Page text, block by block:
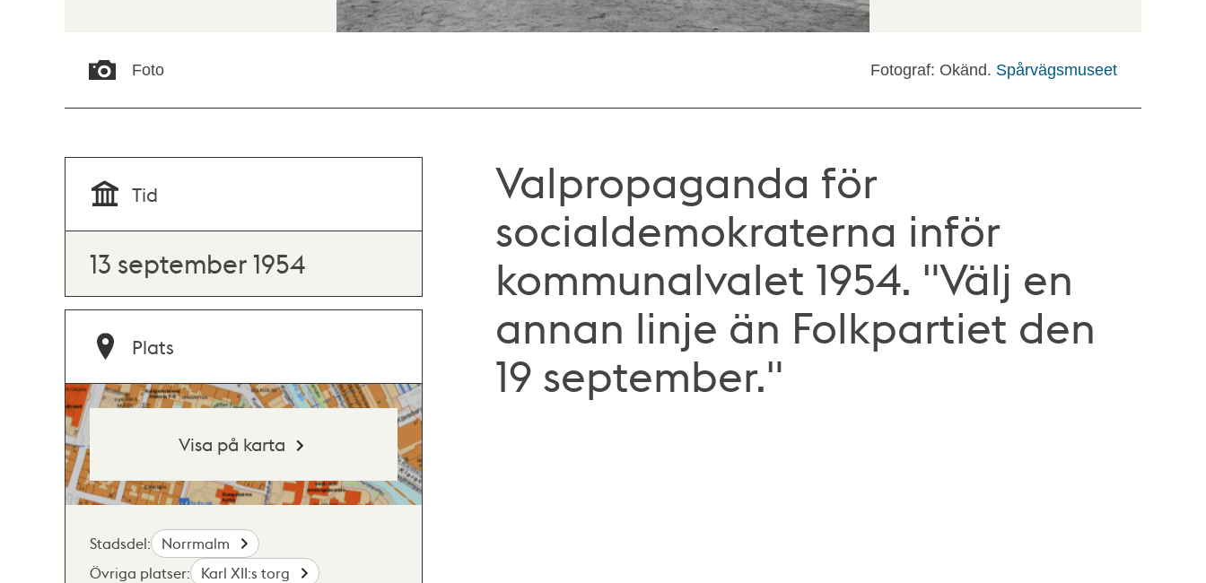
Foto Fotograf: Okänd. Spårvägsmuseet
Valpropaganda för
socialdemokraterna inför
kommunalvalet 1954. "Välj en
annan linje än Folkpartiet den
19 september."
Tid
13 september 1954
Plats
Visa på karta
Stadsdel:
Norrmalm
Övriga platser:
Karl XII:s torg